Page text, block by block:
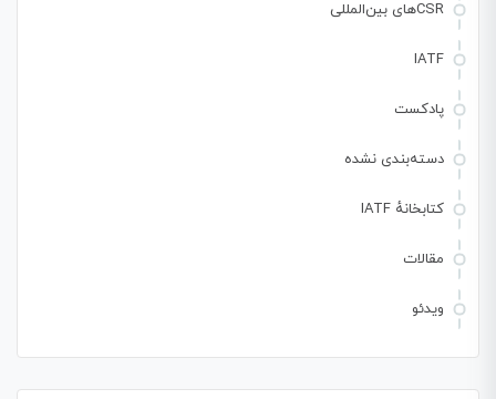
CSRهای بین‌المللی
IATF
پادکست
دسته‌بندی نشده
کتابخانهٔ IATF
مقالات
ویدئو